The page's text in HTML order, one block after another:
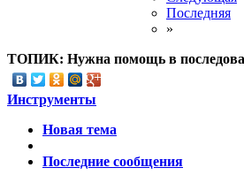
Последняя
»
ТОПИК: Нужна помощь в
Инструменты
Новая тема
Последние сообщения